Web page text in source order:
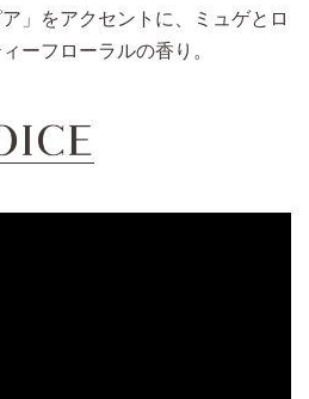
」をアクセントに、ミュゲとロ
ーフローラルの香り。